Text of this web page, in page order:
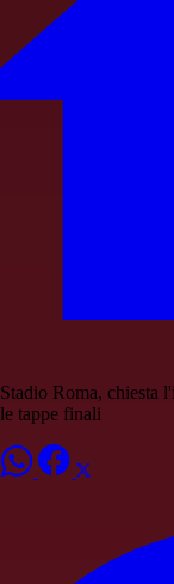
Stadio Roma, chiesta
le tappe finali